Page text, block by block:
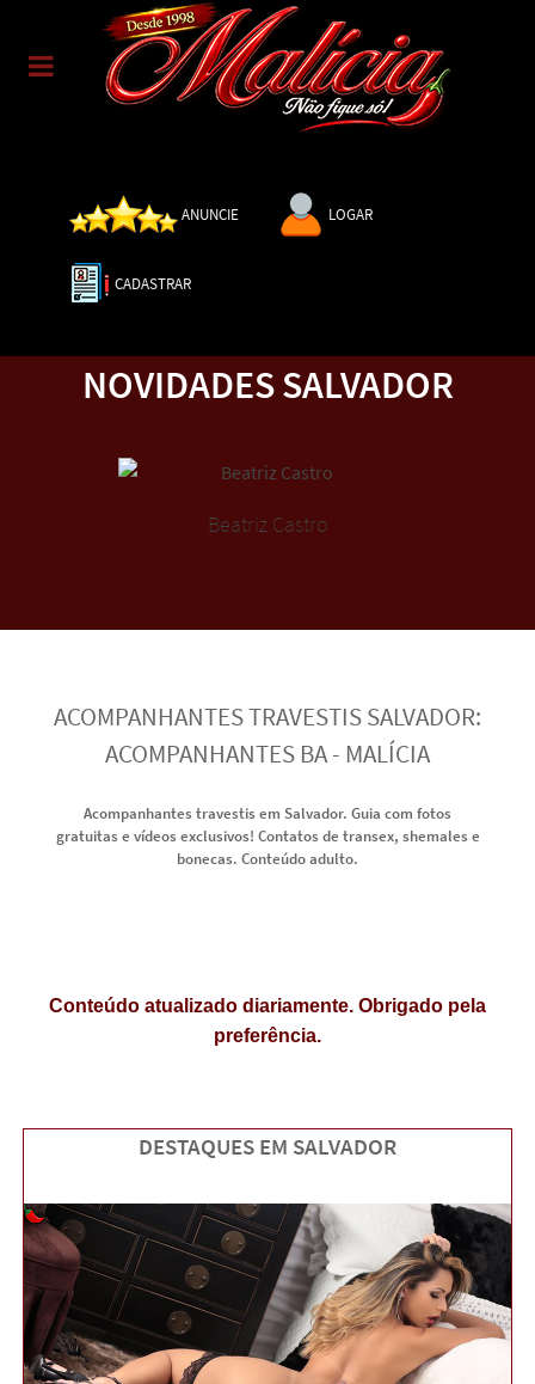
ANUNCIE LOGAR
CADASTRAR
NOVIDADES SALVADOR
Beatriz Castro
ACOMPANHANTES TRAVESTIS SALVADOR:
ACOMPANHANTES BA - MALÍCIA
Acompanhantes travestis em Salvador. Guia com fotos
gratuitas e vídeos exclusivos! Contatos de transex, shemales e
bonecas. Conteúdo adulto.
Conteúdo atualizado diariamente. Obrigado pela
preferência.
DESTAQUES EM SALVADOR